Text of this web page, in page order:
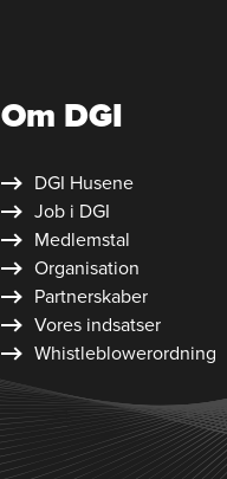
Om DGI
DGI Husene
Job i DGI
Medlemstal
Organisation
Partnerskaber
Vores indsatser
Whistleblower­ordning